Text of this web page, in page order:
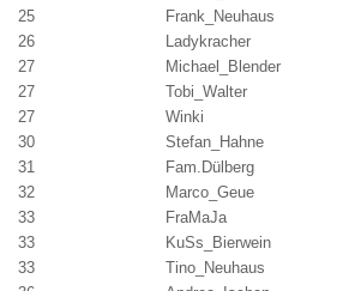
25
Frank_Neuhaus
26
Ladykracher
27
Michael_Blender
27
Tobi_Walter
27
Winki
30
Stefan_Hahne
31
Fam.Dülberg
32
Marco_Geue
33
FraMaJa
33
KuSs_Bierwein
33
Tino_Neuhaus